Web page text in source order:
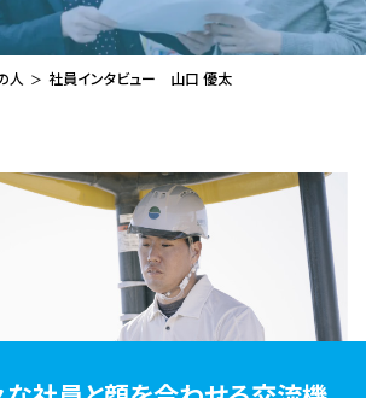
人 社員インタビュー 山口 優太